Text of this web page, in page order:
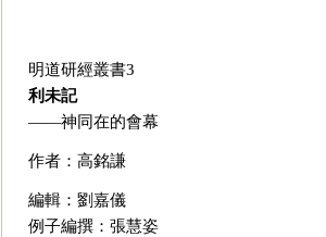
明道研經叢書3
利未記
——神同在的會幕
作者：高銘謙
編輯：劉嘉儀
例子編撰：張慧姿